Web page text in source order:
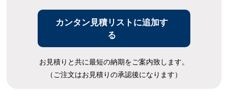
カンタン見積リストに追加す
る
お見積りと共に最短の納期をご案内致します。
（ご注文はお見積りの承認後になります）